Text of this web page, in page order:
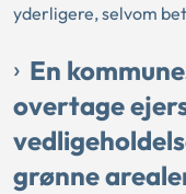
yderligere, selvom
En
overtage
grønne